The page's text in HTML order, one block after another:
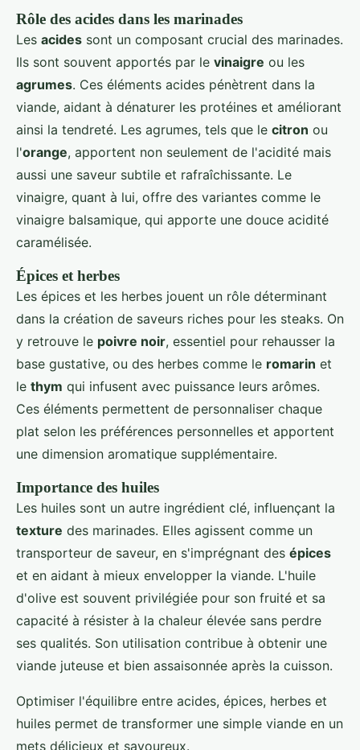
Rôle des acides dans les marinades
Les acides sont un composant crucial des marinades.
Ils sont souvent apportés par le vinaigre ou les
agrumes. Ces éléments acides pénètrent dans la
viande, aidant à dénaturer les protéines et améliorant
ainsi la tendreté. Les agrumes, tels que le citron ou
l'orange, apportent non seulement de l'acidité mais
aussi une saveur subtile et rafraîchissante. Le
vinaigre, quant à lui, offre des variantes comme le
vinaigre balsamique, qui apporte une douce acidité
caramélisée.
Épices et herbes
Les épices et les herbes jouent un rôle déterminant
dans la création de saveurs riches pour les steaks. On
y retrouve le poivre noir, essentiel pour rehausser la
base gustative, ou des herbes comme le romarin et
le thym qui infusent avec puissance leurs arômes.
Ces éléments permettent de personnaliser chaque
plat selon les préférences personnelles et apportent
une dimension aromatique supplémentaire.
Importance des huiles
Les huiles sont un autre ingrédient clé, influençant la
texture des marinades. Elles agissent comme un
transporteur de saveur, en s'imprégnant des épices
et en aidant à mieux envelopper la viande. L'huile
d'olive est souvent privilégiée pour son fruité et sa
capacité à résister à la chaleur élevée sans perdre
ses qualités. Son utilisation contribue à obtenir une
viande juteuse et bien assaisonnée après la cuisson.
Optimiser l'équilibre entre acides, épices, herbes et
huiles permet de transformer une simple viande en un
mets délicieux et savoureux.